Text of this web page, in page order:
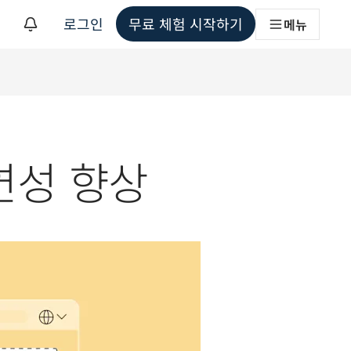
로그인 무료 체험 시작하기 메뉴
성 향상